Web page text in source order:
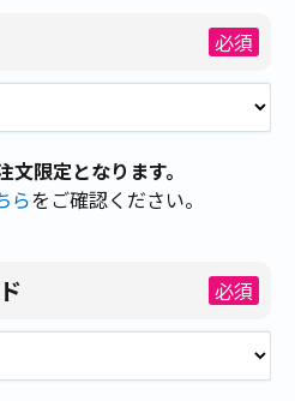
必須
限定となります。
らをご確認ください。
必須